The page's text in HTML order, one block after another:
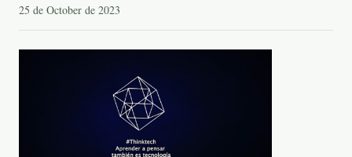
25 de October de 2023